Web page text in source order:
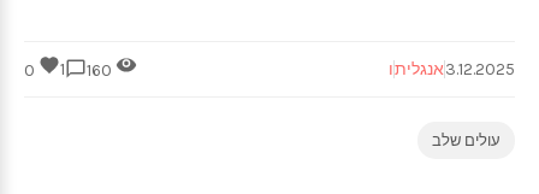
3.12.2025אנגליתו 1
עולים שלב